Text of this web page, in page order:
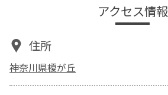
アクセス情報
住所
神奈川県榎が丘